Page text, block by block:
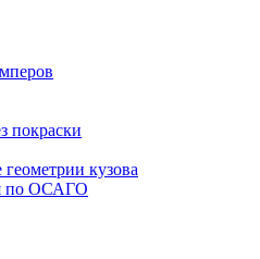
покраски
кузова
по ОСАГО